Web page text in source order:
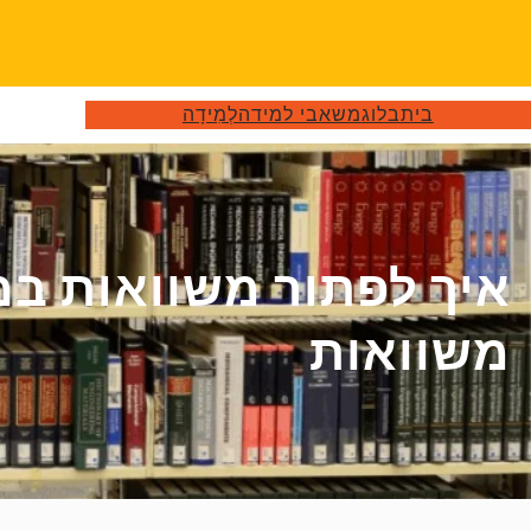
ביתבלוגמשאבי למידהלְמִידָה
איך לפתור משוואות
משוואות